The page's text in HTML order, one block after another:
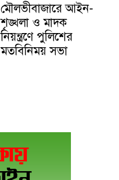
মৌলভীবাজারে আইন-
শৃঙ্খলা ও মাদক
নিয়ন্ত্রণে পুলিশের
মতবিনিময় সভা